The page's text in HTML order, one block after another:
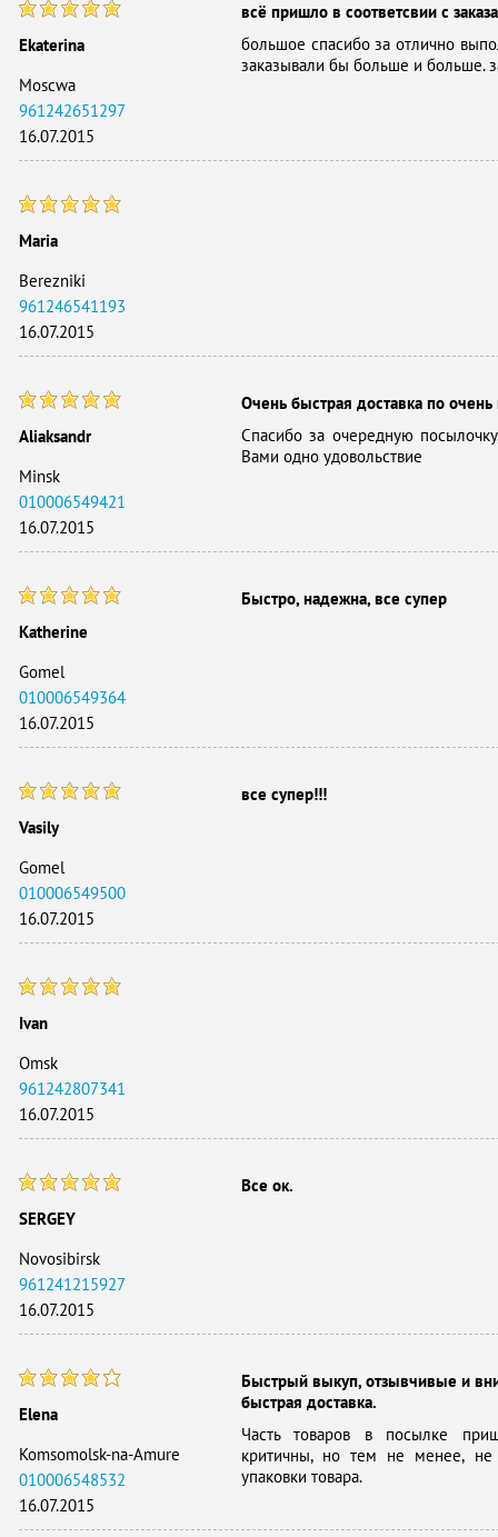
Ekaterina
Moscwa
961242651297
16.07.2015
всё пришло в соответсвии с
большое спасибо за отлично
заказывали бы больше и больше.
Maria
Berezniki
961246541193
16.07.2015
Aliaksandr
Minsk
010006549421
16.07.2015
Очень быстрая доставка по
Спасибо за очередную
Вами одно удовольствие
Katherine
Gomel
010006549364
16.07.2015
Быстро, надежна, все супер
Vasily
Gomel
010006549500
16.07.2015
все супер!!!
Ivan
Omsk
961242807341
16.07.2015
SERGEY
Novosibirsk
961241215927
16.07.2015
Все ок.
Elena
Komsomolsk-na-Amure
010006548532
16.07.2015
Быстрый выкуп, отзывчивые и
быстрая доставка.
Часть товаров в посылке
критичны, но тем не менее, не
упаковки товара.